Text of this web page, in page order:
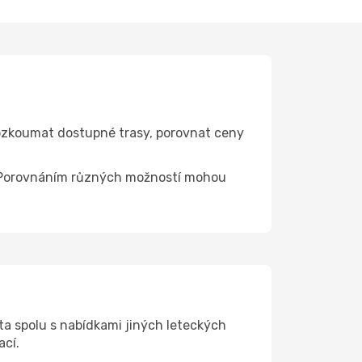
dostupné trasy, porovnat ceny
různých možností mohou
spolu s nabídkami jiných leteckých